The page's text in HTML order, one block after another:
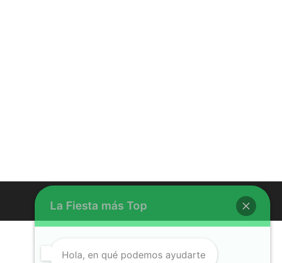
La Fiesta más Top
Hola, en qué podemos ayudarte